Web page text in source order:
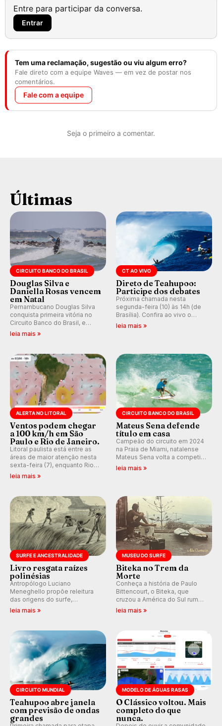
Entre para participar da conversa.
Entrar
Tem uma reclamação, sugestão ou viu algum erro?
Fale direto com a equipe Waves — em vez de postar nos
comentários.
Fale com a equipe
Seja o primeiro a comentar.
Últimas
CIRCUITO BANCO DO BRASIL
Douglas Silva e
Daniella Rosas vencem
em Natal
Pernambucano Douglas Silva
conquista primeira vitória no
Circuito Banco do Brasil, e
peruana Daniella Rosas vence
(RN).
leia mais »
CT AO VIVO
Direto de Teahupoo:
Participe dos debates
Próxima chamada nesta
segunda-feira (10) às 14h (de
Brasília). Confira ao vivo o
Outerknown Tahiti Pro 2026 e
leia mais »
ALERTA NO LITORAL
Ventos podem chegar
a 100 km/h em São
Paulo e Rio de Janeiro.
Litoral paulista está entre as
áreas de maior atenção nesta
sexta-feira (7), enquanto Rio
de Janeiro também recebe
km/h em Itanhaém.
leia mais »
CIRCUITO BANCO DO BRASIL
Mateus Sena defende
título em casa
Campeão do circuito em 2024
na Praia de Miami, natalense
Mateus Sena volta a competir
em casa em busca de manter a
leia mais »
SURFE E ANCESTRALIDADE
Livro resgata raízes
polinésias
Antropólogo Luciano
Meneghello propõe releitura
das origens do surfe,
resgatando a cultura polinésia
prática em esporte e indústria.
leia mais »
MUSEU DO SURFE
Biteka no Trem da
Morte
Conheça a história de Paulo
Bittencourt, o Biteka, que
cruzou a América do Sul rumo
ao Pacífico em uma jornada
leia mais »
CIRCUITO MUNDIAL
Teahupoo abre janela
com previsão de ondas
grandes
MODELO DE ÁGUAS RASAS
O Clássico voltou. Mais
completo do que
nunca.